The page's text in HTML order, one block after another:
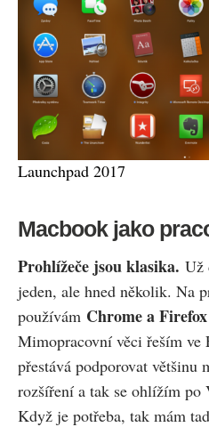
Launchpad 2017
Macbook jako
Prohlížeče jsou klasika. Už
jeden, ale hned několik. Na
používám Chrome a
Mimopracovní věci řeším ve
přestává podporovat většinu
rozšíření a tak se ohlížím po
Když je potřeba, tak mám